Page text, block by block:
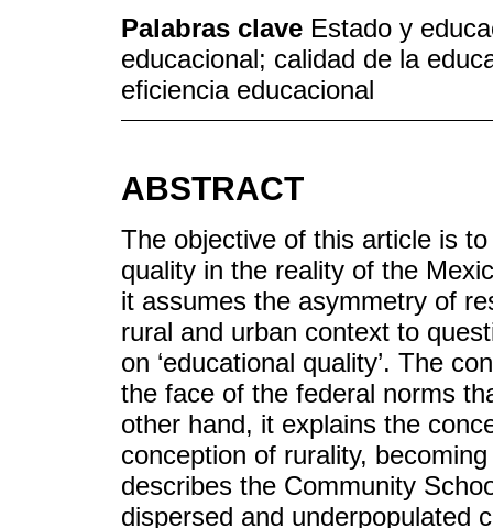
Palabras clave Estado y
educacional; calidad de la
eficiencia educacional
ABSTRACT
The objective of this article is
quality in the reality of the
it assumes the asymmetry of
rural and urban context to
on ‘educational quality’. The
the face of the federal norms
other hand, it explains the
conception of rurality,
describes the Community
dispersed and underpopulated